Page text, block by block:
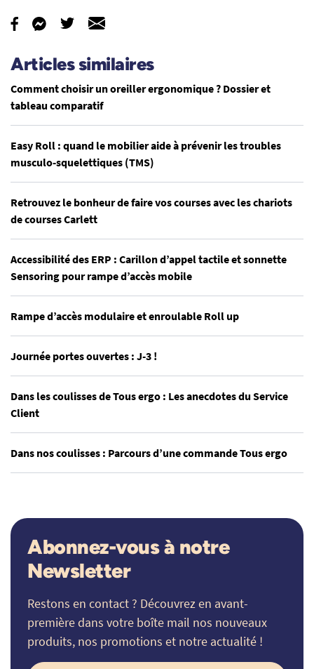
Articles similaires
Comment choisir un oreiller ergonomique ? Dossier et
tableau comparatif
Easy Roll : quand le mobilier aide à prévenir les troubles
musculo-squelettiques (TMS)
Retrouvez le bonheur de faire vos courses avec les chariots
de courses Carlett
Accessibilité des ERP : Carillon d’appel tactile et sonnette
Sensoring pour rampe d’accès mobile
Rampe d’accès modulaire et enroulable Roll up
Journée portes ouvertes : J-3 !
Dans les coulisses de Tous ergo : Les anecdotes du Service
Client
Dans nos coulisses : Parcours d’une commande Tous ergo
Abonnez-vous à notre
Newsletter
Restons en contact ? Découvrez en avant-
première dans votre boîte mail nos nouveaux
produits, nos promotions et notre actualité !